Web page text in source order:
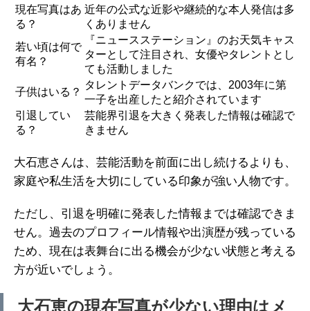
現在写真はあ
る？
近年の公式な近影や継続的な本人発信は多
くありません
若い頃は何で
有名？
『ニュースステーション』のお天気キャス
ターとして注目され、女優やタレントとし
ても活動しました
子供はいる？
タレントデータバンクでは、2003年に第
一子を出産したと紹介されています
引退してい
る？
芸能界引退を大きく発表した情報は確認で
きません
大石恵さんは、芸能活動を前面に出し続けるよりも、
家庭や私生活を大切にしている印象が強い人物です。
ただし、引退を明確に発表した情報までは確認できま
せん。過去のプロフィール情報や出演歴が残っている
ため、現在は表舞台に出る機会が少ない状態と考える
方が近いでしょう。
大石恵の現在写真が少ない理由はメ